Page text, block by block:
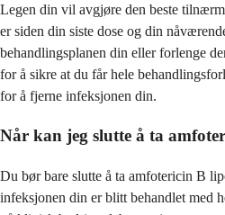
Legen din vil avgjøre den beste
er siden din siste dose og din
behandlingsplanen din eller forlenge
for å sikre at du får hele
for å fjerne infeksjonen din.
Når kan jeg slutte å ta
Du bør bare slutte å ta amfotericin B
infeksjonen din er blitt behandlet med